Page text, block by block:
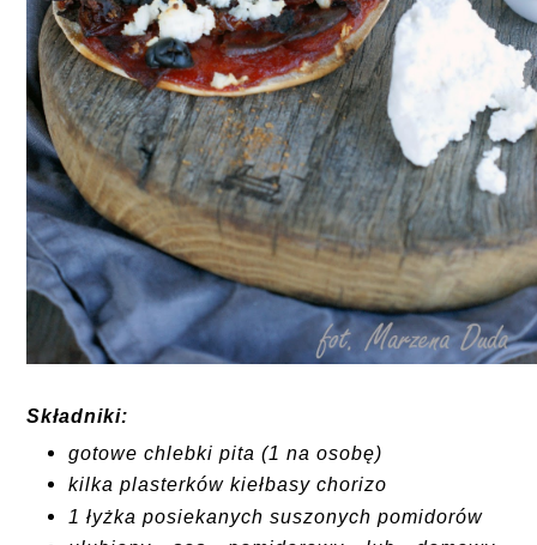
Składniki:
gotowe chlebki pita (1 na osobę)
kilka plasterków kiełbasy chorizo
1 łyżka posiekanych suszonych pomidorów